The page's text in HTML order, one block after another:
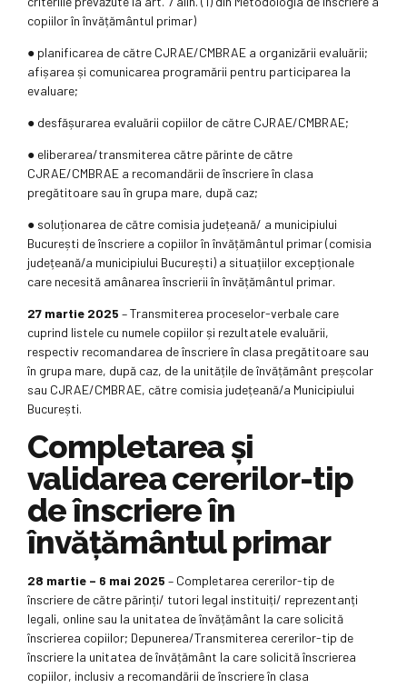
copiilor în învățământul primar)
● planificarea de către CJRAE/CMBRAE a organizării evaluării;
afișarea și comunicarea programării pentru participarea la
evaluare;
● desfășurarea evaluării copiilor de către CJRAE/CMBRAE;
● eliberarea/transmiterea către părinte de către
CJRAE/CMBRAE a recomandării de înscriere în clasa
pregătitoare sau în grupa mare, după caz;
● soluționarea de către comisia județeană/ a municipiului
București de înscriere a copiilor în învățământul primar (comisia
județeană/a municipiului București) a situațiilor excepționale
care necesită amânarea înscrierii în învățământul primar.
27 martie 2025 – Transmiterea proceselor-verbale care
cuprind listele cu numele copiilor și rezultatele evaluării,
respectiv recomandarea de înscriere în clasa pregătitoare sau
în grupa mare, după caz, de la unitățile de învățământ preșcolar
sau CJRAE/CMBRAE, către comisia județeană/a Municipiului
București.
Completarea și
validarea cererilor-tip
de înscriere în
învățământul primar
28 martie – 6 mai 2025 – Completarea cererilor-tip de
înscriere de către părinți/ tutori legal instituiți/ reprezentanți
legali, online sau la unitatea de învățământ la care solicită
înscrierea copiilor; Depunerea/Transmiterea cererilor-tip de
înscriere la unitatea de învățământ la care solicită înscrierea
copiilor, inclusiv a recomandării de înscriere în clasa